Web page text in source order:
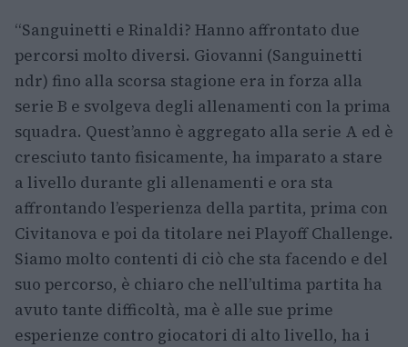
“Sanguinetti e Rinaldi? Hanno affrontato due
percorsi molto diversi. Giovanni (Sanguinetti
ndr) fino alla scorsa stagione era in forza alla
serie B e svolgeva degli allenamenti con la prima
squadra. Quest’anno è aggregato alla serie A ed è
cresciuto tanto fisicamente, ha imparato a stare
a livello durante gli allenamenti e ora sta
affrontando l’esperienza della partita, prima con
Civitanova e poi da titolare nei Playoff Challenge.
Siamo molto contenti di ciò che sta facendo e del
suo percorso, è chiaro che nell’ultima partita ha
avuto tante difficoltà, ma è alle sue prime
esperienze contro giocatori di alto livello, ha i